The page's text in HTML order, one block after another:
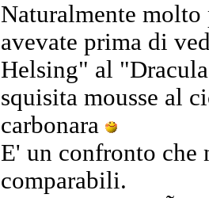
Naturalmente molto
avevate prima di
Helsing" al
squisita mousse al
carbonara
E' un confronto che
comparabili.